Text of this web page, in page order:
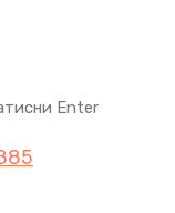
Enter